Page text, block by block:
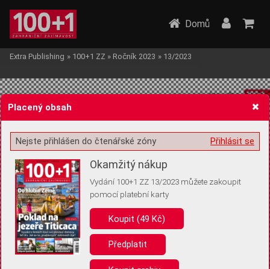
Žádost o souhlas s ukládáním volitelných informací
Pro základní fungování webu nepotřebujeme ukládat žádné informace
(tzv. cookies apod.). Rádi bychom vás ale požádali o souhlas s
uložením volitelných informací:
Anonymní unikátní ID
Domů
Extra Publishing » 100+1 ZZ » Ročník 2023 » 13/2023
Placený obsah
Přihlásit se
Nejste přihlášen do čtenářské zóny
Okamžitý nákup
Vydání 100+1 ZZ 13/2023 můžete zakoupit
pomocí platební karty
Koupit (49 Kč)
Předplatit